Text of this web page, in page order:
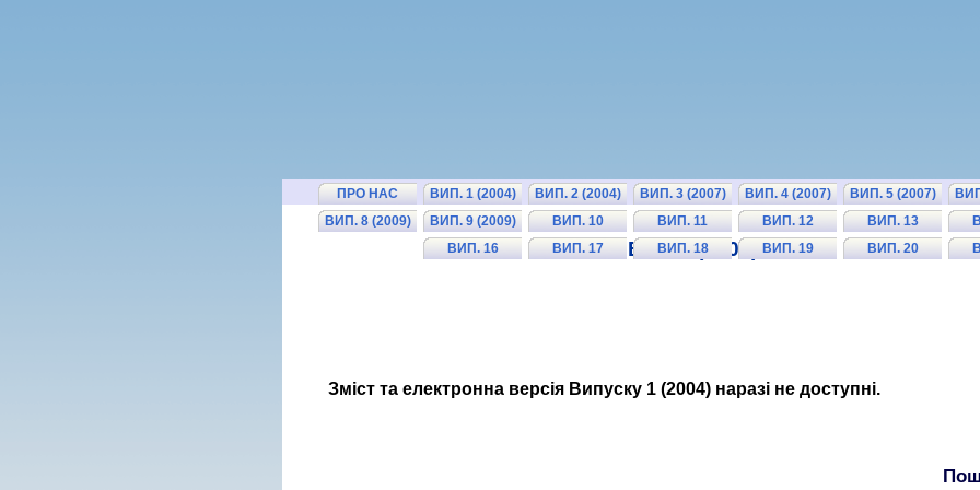
ПРО НАС ВИП. 1 (2004) ВИП. 2 (2004) ВИП. 3 (2007) ВИП. 4 (2007) ВИП. 5 (2007)
ВИП. 8 (2009)
ВИП. 9 (2009)
ВИП. 10
(2010)
ВИП. 11
(2010)
ВИП. 12
(2011)
ВИП. 13
(2011)
ВИП. 16
ВИП. 17
ВИП. 18
ВИП. 19
ВИП. 20
Вип. 1 (2004)
Зміст та електронна версія Випуску 1 (2004) наразі не доступні.